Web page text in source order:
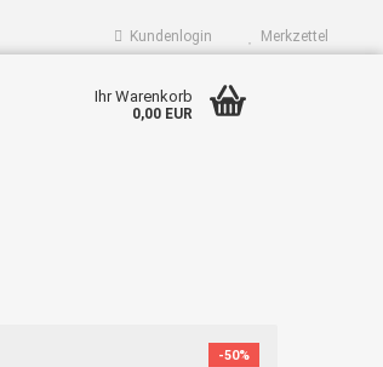
Kundenlogin Merkzettel
Ihr Warenkorb
0,00 EUR
-50%